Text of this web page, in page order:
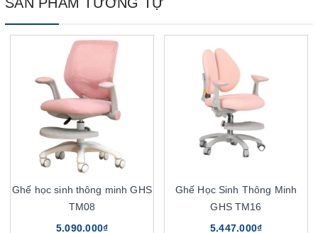
Ghế học sinh thông minh GHS
TM08
5.090.000₫
Ghế Học Sinh Thông Minh
GHS TM16
5.447.000₫